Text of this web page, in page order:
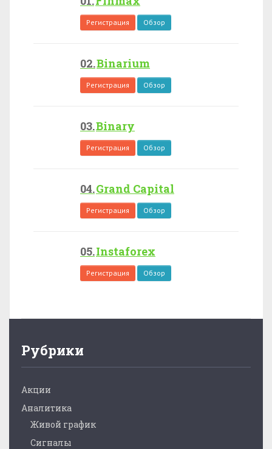
Регистрация Обзор
Binarium
Регистрация Обзор
Binary
Регистрация Обзор
Grand Capital
Регистрация Обзор
Instaforex
Регистрация Обзор
Рубрики
Акции
Аналитика
Живой график
Сигналы